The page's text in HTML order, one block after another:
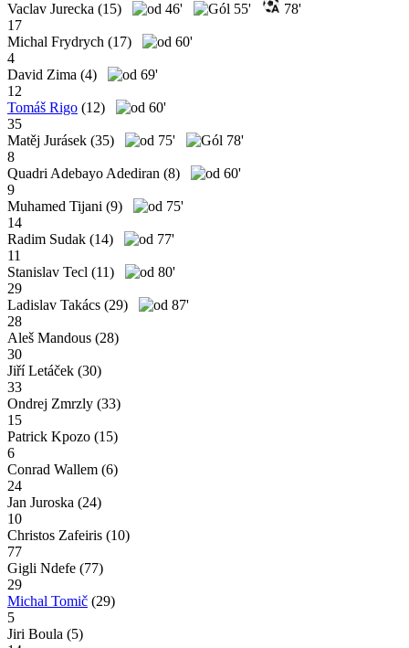
Vaclav Jurecka (15) 46' 55'
78'
17
Michal Frydrych (17)
60'
4
David Zima (4)
69'
12
Tomáš Rigo (12)
60'
35
Matěj Jurásek (35) 75'
78'
8
Quadri Adebayo Adediran (8)
60'
9
Muhamed Tijani (9)
75'
14
Radim Sudak (14)
77'
11
Stanislav Tecl (11)
80'
29
Ladislav Takács (29)
87'
28
Aleš Mandous (28)
30
Jiří Letáček (30)
33
Ondrej Zmrzly (33)
15
Patrick Kpozo (15)
6
Conrad Wallem (6)
24
Jan Juroska (24)
10
Christos Zafeiris (10)
77
Gigli Ndefe (77)
29
Michal Tomič (29)
5
Jiri Boula (5)